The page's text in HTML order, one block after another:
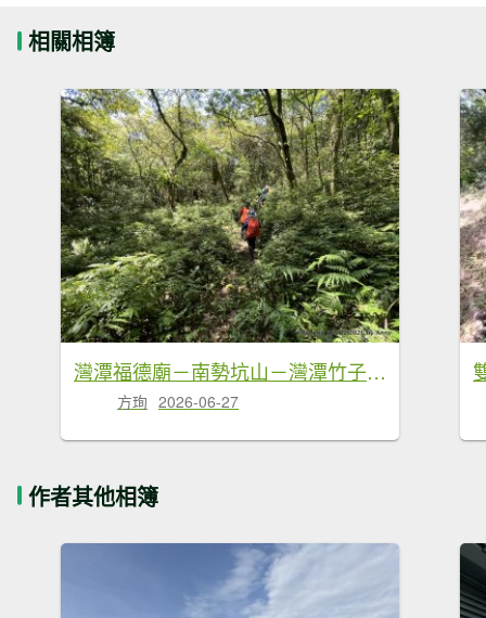
相關相簿
灣潭福德廟－南勢坑山－灣潭竹子山－七股古道－橫坪尾古道－灣潭古道－灣潭福德廟Ｏ形
方珣 2026-06-27
作者其他相簿